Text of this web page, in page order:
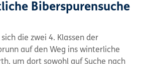
Biberspurensuche
die zwei 4. Klassen der
auf den Weg ins winterliche
um dort sowohl auf Suche nach